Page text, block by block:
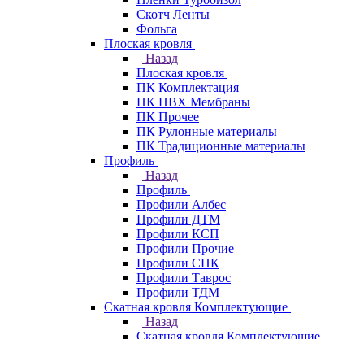
Скотч Ленты
Фольга
Плоская кровля
Назад
Плоская кровля
ПК Комплектация
ПК ПВХ Мембраны
ПК Прочее
ПК Рулонные материалы
ПК Традиционные материалы
Профиль
Назад
Профиль
Профили Албес
Профили ДТМ
Профили КСП
Профили Прочие
Профили СПК
Профили Таврос
Профили ТДМ
Скатная кровля Комплектующие
Назад
Скатная кровля Комплектующие